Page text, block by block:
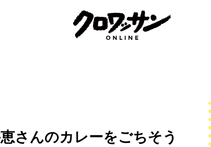
さんのカレーをごちそう